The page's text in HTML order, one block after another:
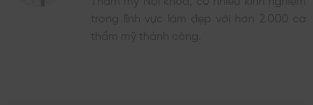
trong lĩnh vực làm đẹp với hơn 2.000 ca
thẩm mỹ thành công.